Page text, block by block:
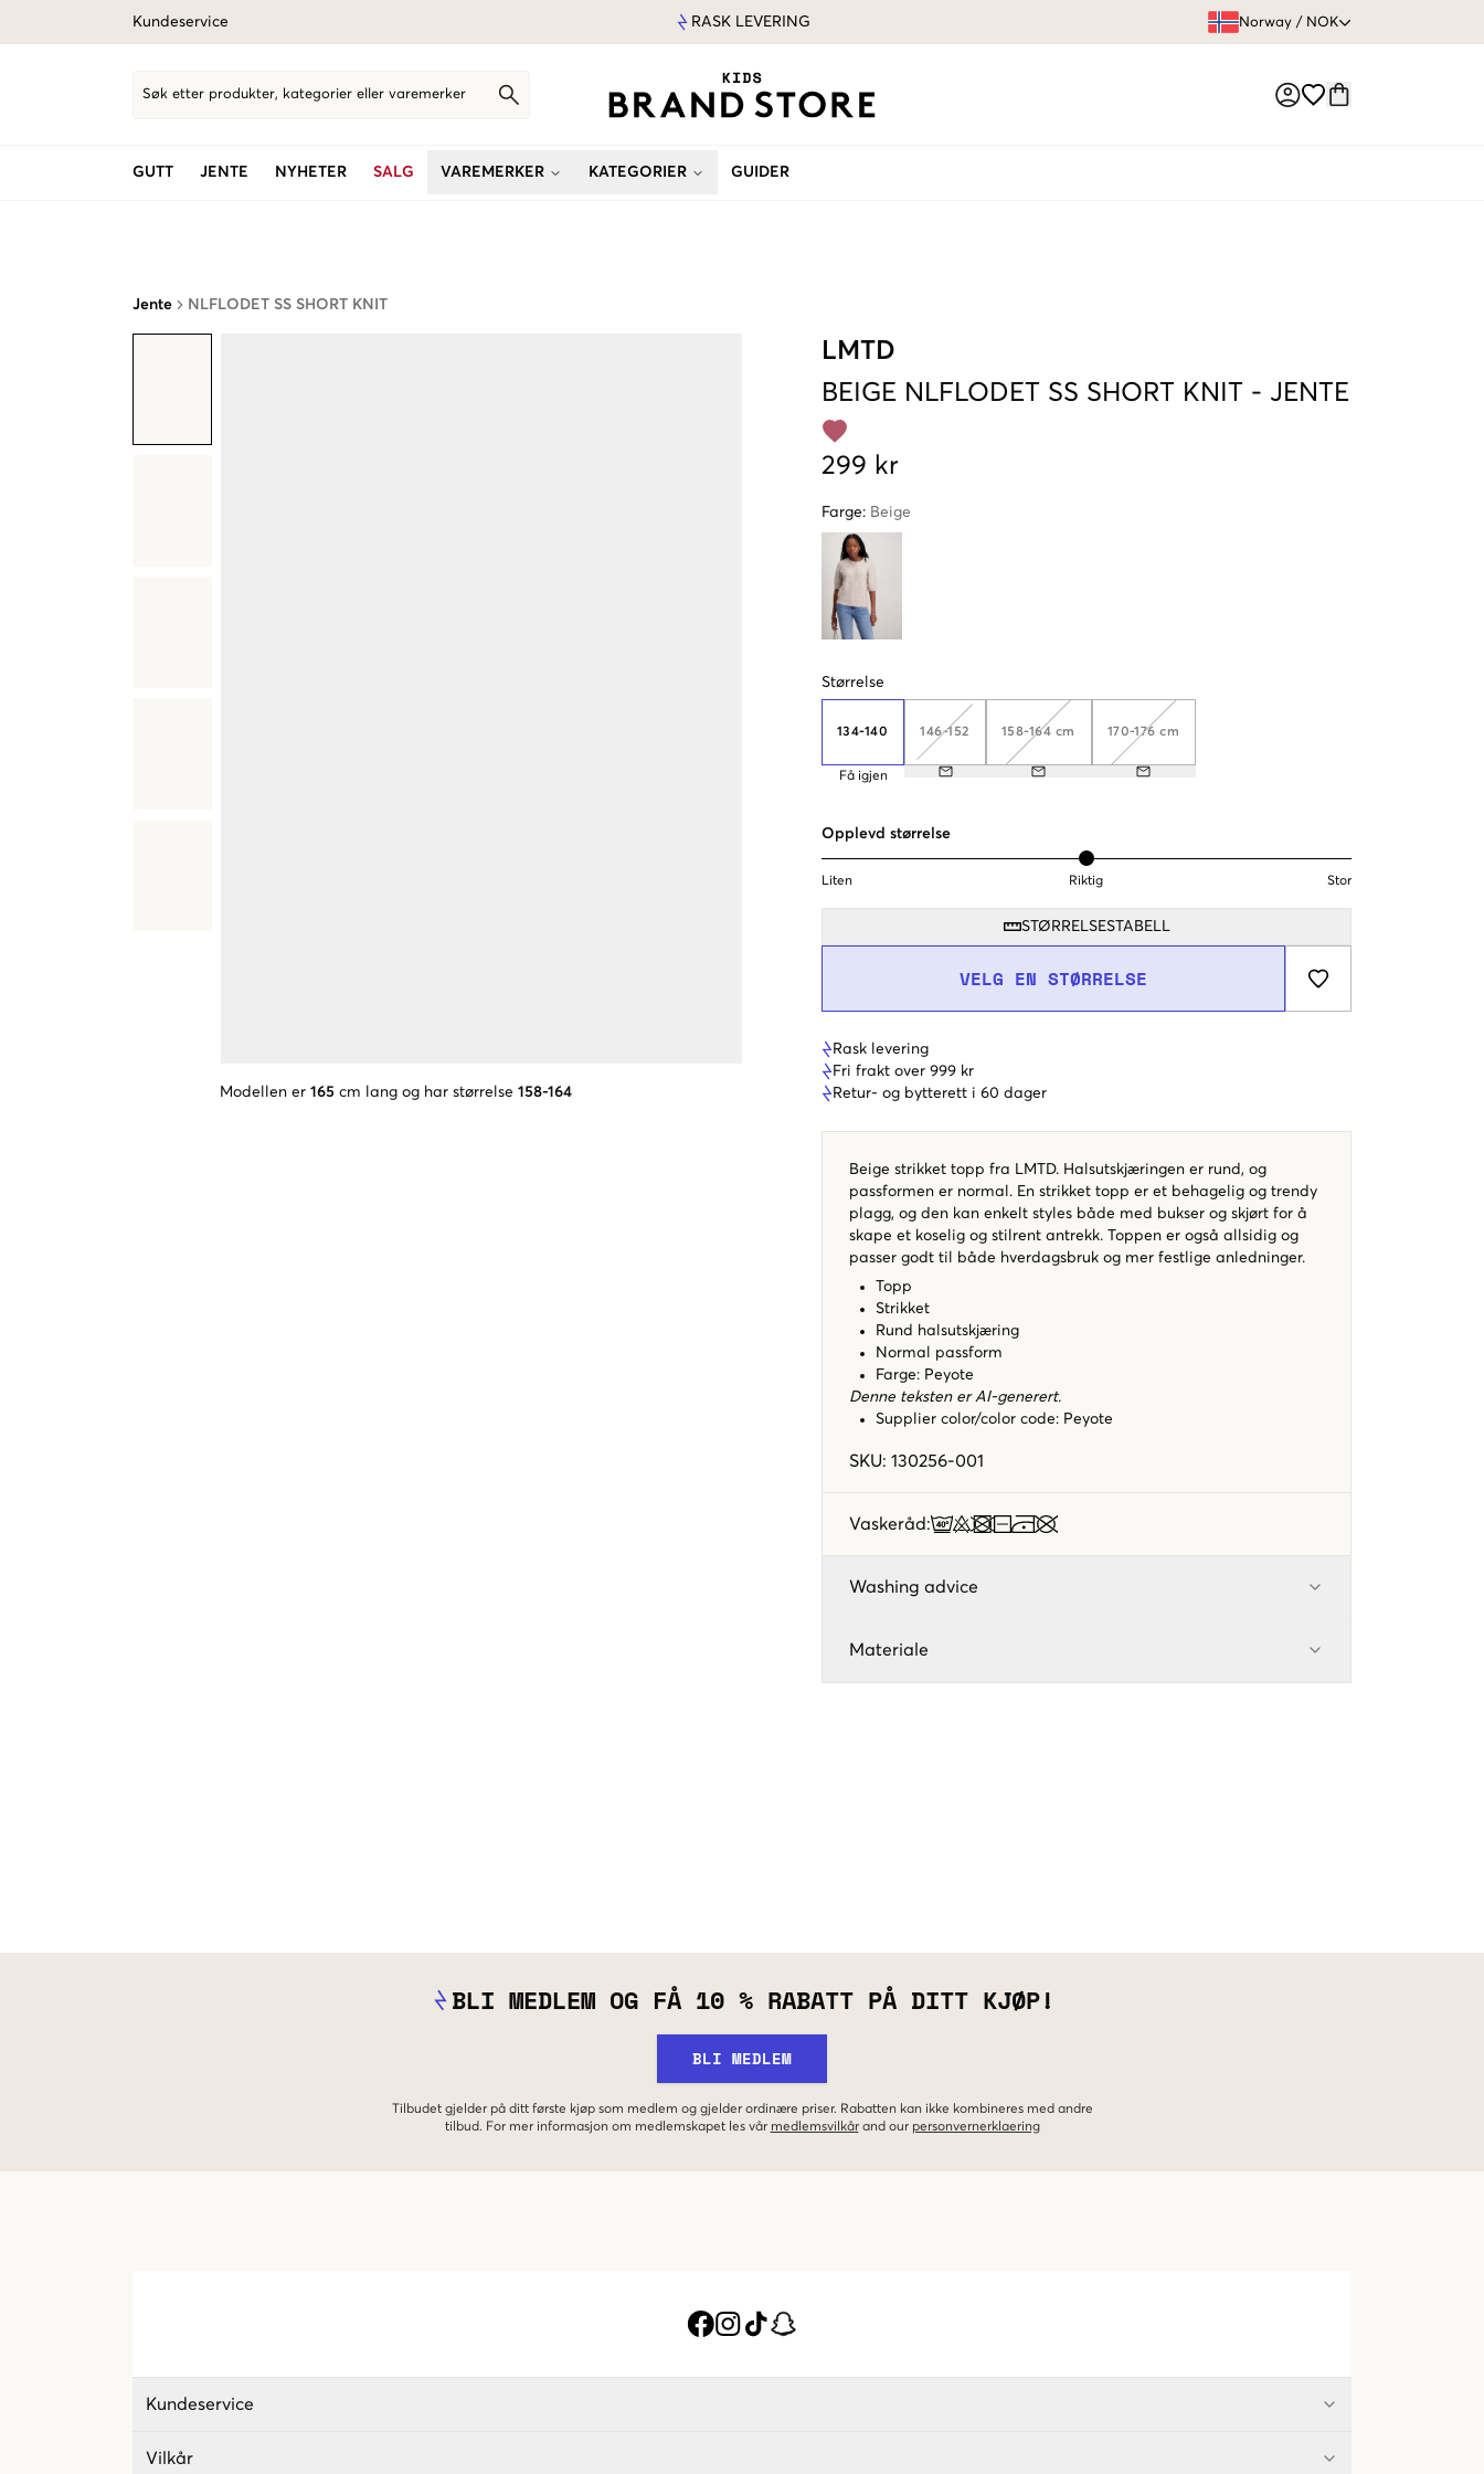
Kundeservice RASK LEVERING Norway / NOK
Søk etter produkter, kategorier eller varemerker
GUTT JENTE NYHETER SALG VAREMERKER KATEGORIER GUIDER
Jente NLFLODET SS SHORT KNIT
Modellen er 165 cm lang og har størrelse 158-164
LMTD
BEIGE NLFLODET SS SHORT KNIT - JENTE
299 kr
Farge: Beige
Størrelse
134-140
Få igjen
146-152 158-164 cm 170-176 cm
Opplevd størrelse
Liten Riktig Stor
STØRRELSESTABELL
VELG EN STØRRELSE
Rask levering
Fri frakt over 999 kr
Retur- og bytterett i 60 dager
Beige strikket topp fra LMTD. Halsutskjæringen er rund, og
passformen er normal. En strikket topp er et behagelig og trendy
plagg, og den kan enkelt styles både med bukser og skjørt for å
skape et koselig og stilrent antrekk. Toppen er også allsidig og
passer godt til både hverdagsbruk og mer festlige anledninger.
Topp
Strikket
Rund halsutskjæring
Normal passform
Farge: Peyote
Denne teksten er AI-generert.
Supplier color/color code: Peyote
SKU: 130256-001
Vaskeråd:
Washing advice
Materiale
BLI MEDLEM OG FÅ 10 % RABATT PÅ DITT KJØP!
BLI MEDLEM
Tilbudet gjelder på ditt første kjøp som medlem og gjelder ordinære priser. Rabatten kan ikke kombineres med andre
tilbud. For mer informasjon om medlemskapet les vår medlemsvilkår and our personvernerklaering
Kundeservice
Vilkår